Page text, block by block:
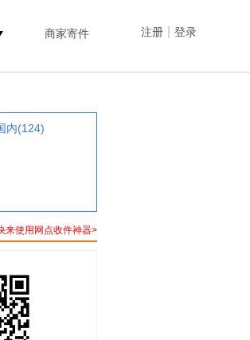
注册 登录
商家寄件
内(124)
来使用网点收件神器>